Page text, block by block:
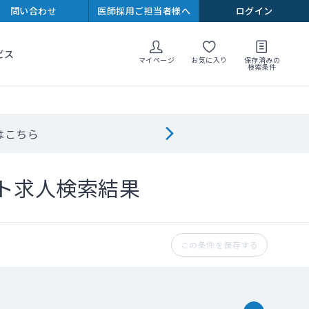
問い合わせ 医師採用ご担当者様へ ログイン
ス マイページ お気に入り 保存済みの
検索条件
ちら
求人検索結果
この条件を保存する